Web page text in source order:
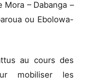
Mora – Dabanga –
ou Ebolowa-
au cours des
mobiliser les